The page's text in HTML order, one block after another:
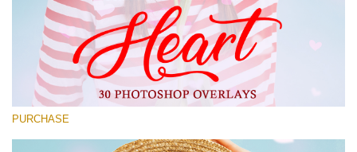
PURCHASE